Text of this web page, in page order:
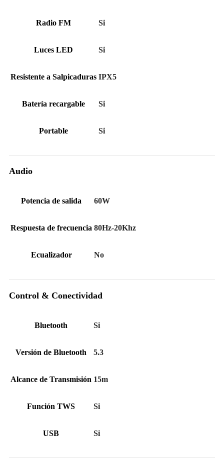
Radio FM Si
Luces LED Si
Resistente a Salpicaduras IPX5
Batería recargable Si
Portable Si
Audio
Potencia de salida 60W
Respuesta de frecuencia 80Hz-20Khz
Ecualizador No
Control & Conectividad
Bluetooth Si
Versión de Bluetooth 5.3
Alcance de Transmisión 15m
Función TWS Si
USB Si